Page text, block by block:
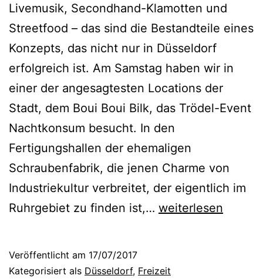
Livemusik, Secondhand-Klamotten und
Streetfood – das sind die Bestandteile eines
Konzepts, das nicht nur in Düsseldorf
erfolgreich ist. Am Samstag haben wir in
einer der angesagtesten Locations der
Stadt, dem Boui Boui Bilk, das Trödel-Event
Nachtkonsum besucht. In den
Fertigungshallen der ehemaligen
Schraubenfabrik, die jenen Charme von
Industriekultur verbreitet, der eigentlich im
Ruhrgebiet zu finden ist,… D
T
weiterlesen
Veröffentlicht am 17/07/2017
Kategorisiert als Düsseldorf, Freizeit